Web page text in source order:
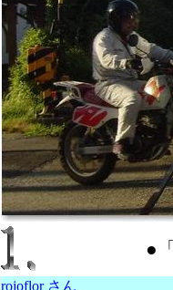
●「
rojoflor さん